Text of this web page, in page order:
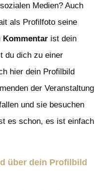
Medien? Auch
als Profilfoto seine
Kommentar ist dein
du dich zu einer
hier dein Profilbild
der Veranstaltung
und sie besuchen
es schon, es ist einfach
über dein Profilbild